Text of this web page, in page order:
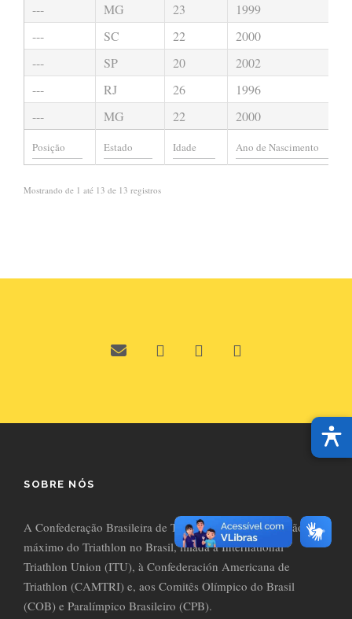
---
MG 23
1999
---
SC 22
2000
---
SP 20
2002
---
RJ 26
1996
---
MG 22 2000
Mostrando de 1 até 13 de 13 registros
SOBRE NÓS
A Confederação Brasileira de Triathlon (CBTri) é o órgão
máximo do Triathlon no Brasil, filiada à International
Triathlon Union (ITU), à Confederación Americana de
Triathlon (CAMTRI) e, aos Comitês Olímpico do Brasil
(COB) e Paralímpico Brasileiro (CPB).